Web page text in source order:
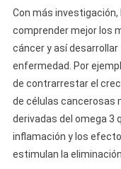
Con más
comprender mejor los
cáncer y así
enfermedad. Por
de contrarrestar el
de células cancerosas
derivadas del omega 3
inflamación y los
estimulan la